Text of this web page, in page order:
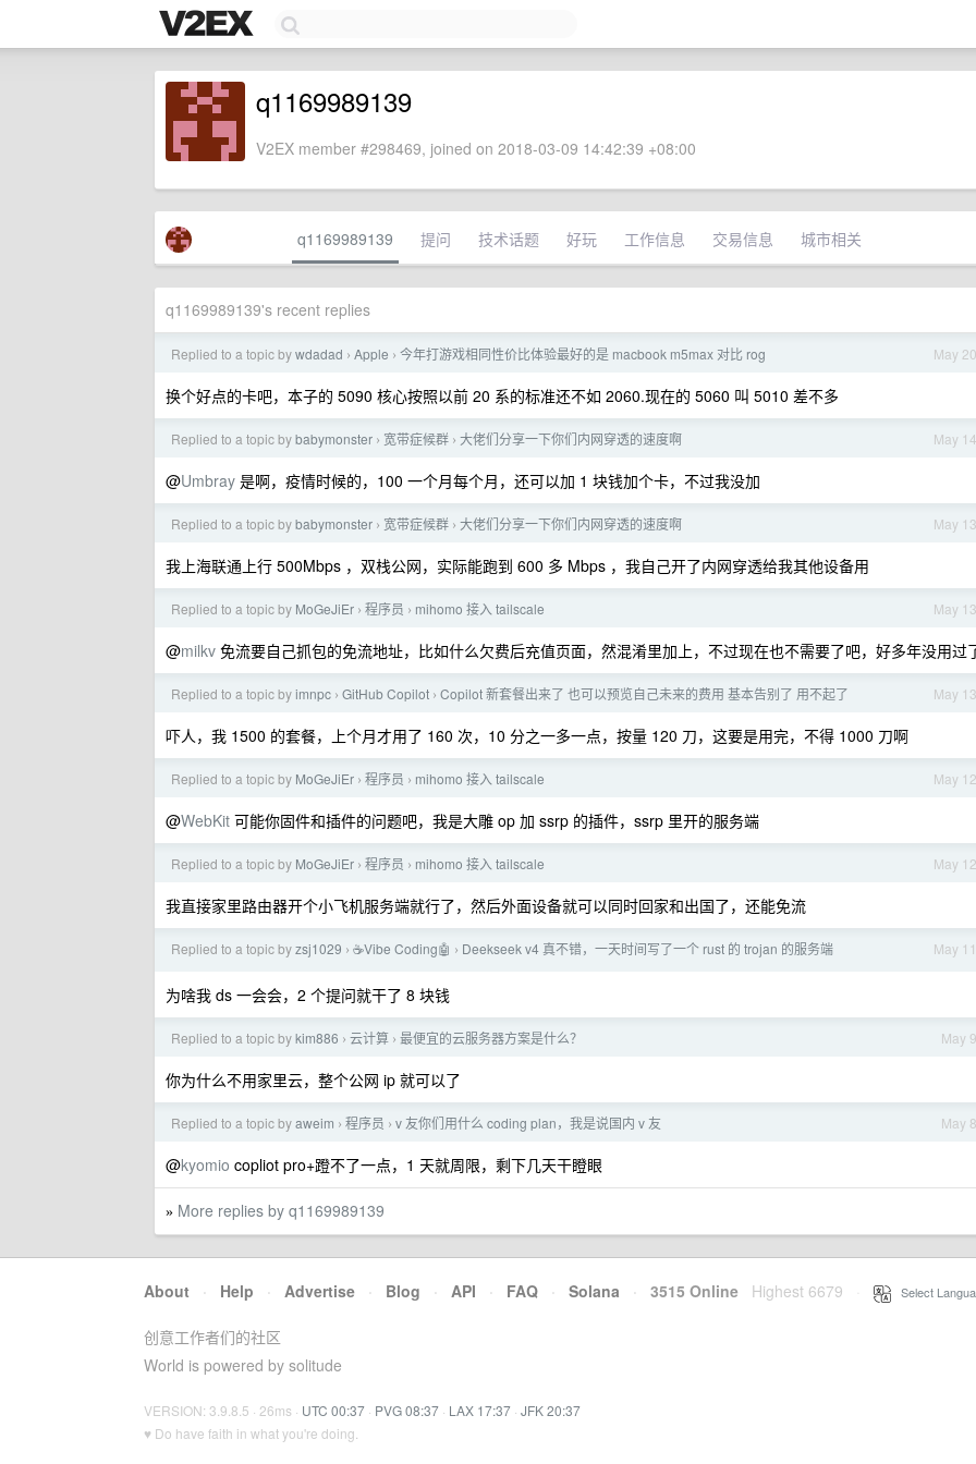
q1169989139
V2EX member #298469, joined on 2018-03-09 14:42:39 +08:00
q1169989139 提问 技术话题 好玩 工作信息 交易信息 城市相关
q1169989139's recent replies
May 20
Replied to a topic bywdadad › Apple › 今年打游戏相同性价比体验最好的是 macbook m5max 对比 rog
换个好点的卡吧，本子的 5090 核心按照以前 20 系的标准还不如 2060.现在的 5060 叫 5010 差不多
May 14
Replied to a topic bybabymonster › 宽带症候群 › 大佬们分享一下你们内网穿透的速度啊
@Umbray 是啊，疫情时候的，100 一个月每个月，还可以加 1 块钱加个卡，不过我没加
May 13
Replied to a topic bybabymonster › 宽带症候群 › 大佬们分享一下你们内网穿透的速度啊
我上海联通上行 500Mbps ，双栈公网，实际能跑到 600 多 Mbps ，我自己开了内网穿透给我其他设备用
May 13
Replied to a topic by MoGeJiEr › 程序员 › mihomo 接入 tailscale
@milkv 免流要自己抓包的免流地址，比如什么欠费后充值页面，然混淆里加上，不过现在也不需要了吧，好多年没用过
May 13
Replied to a topic byimnpc › GitHub Copilot › Copilot 新套餐出来了 也可以预览自己未来的费用 基本告别了 用不起了
吓人，我 1500 的套餐，上个月才用了 160 次，10 分之一多一点，按量 120 刀，这要是用完，不得 1000 刀啊
May 12
Replied to a topic by MoGeJiEr › 程序员 › mihomo 接入 tailscale
@WebKit 可能你固件和插件的问题吧，我是大雕 op 加 ssrp 的插件，ssrp 里开的服务端
May 12
Replied to a topic by MoGeJiEr › 程序员 › mihomo 接入 tailscale
我直接家里路由器开个小飞机服务端就行了，然后外面设备就可以同时回家和出国了，还能免流
May 11
Replied to a topic byzsj1029 › ☕Vibe Coding🤖 › Deekseek v4 真不错，一天时间写了一个 rust 的 trojan 的服务端
为啥我 ds 一会会，2 个提问就干了 8 块钱
May 9
Replied to a topic bykim886 › 云计算 › 最便宜的云服务器方案是什么？
你为什么不用家里云，整个公网 ip 就可以了
May 8
Replied to a topic byaweim › 程序员 › v 友你们用什么 coding plan，我是说国内 v 友
@kyomio copliot pro+蹬不了一点，1 天就周限，剩下几天干瞪眼
» More replies by q1169989139
About · Help · Advertise · Blog · API · FAQ · Solana · 3515 Online Highest 6679 Select
创意工作者们的社区
World is powered by solitude
VERSION: 3.9.8.5 · 26ms · UTC 00:37 · PVG 08:37 · LAX 17:37 · JFK 20:37
♥ Do have faith in what you're doing.